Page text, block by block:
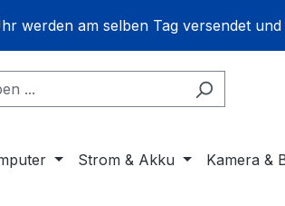
werden am selben Tag versendet
Strom & Akku Kamera &